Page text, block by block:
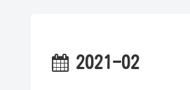
2021-02